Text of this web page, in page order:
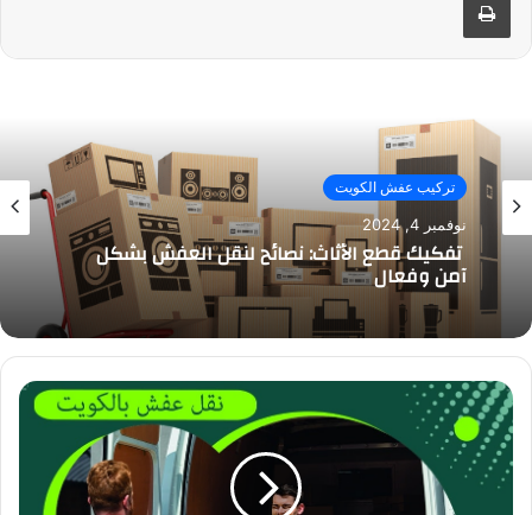
تركيب عفش الكويت
نوفمبر 4, 2024
تفكيك قطع الأثاث: نصائح لنقل العفش بشكل
آمن وفعال